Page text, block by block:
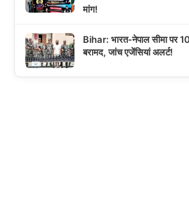
मांग!
Bihar: भारत-नेपाल सीमा पर
बरामद, जांच एजेंसियां अलर्ट!